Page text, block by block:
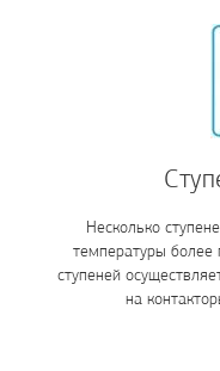
Несколько
температуры более
ступеней
на